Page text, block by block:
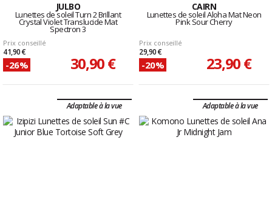
JULBO
Lunettes de soleil Turn 2 Brillant
Crystal Violet Translucide Mat
Spectron 3
Prix conseillé
41,90 €
-26% 30,90 €
CAIRN
Lunettes de soleil Aloha Mat Neon
Pink Sour Cherry
Prix conseillé
29,90 €
-20% 23,90 €
Adaptable à la vue Adaptable à la vue